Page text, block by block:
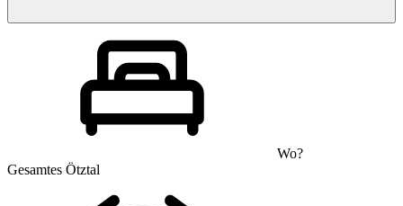
Wo?
Gesamtes Ötztal